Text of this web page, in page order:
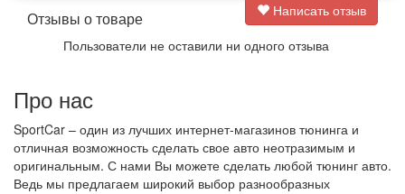
Отзывы о товаре
Написать отзыв
Пользователи не оставили ни одного отзыва
Про нас
SportCar – один из лучших интернет-магазинов тюнинга и
отличная возможность сделать свое авто неотразимым и
оригинальным. С нами Вы можете сделать любой тюнинг авто.
Ведь мы предлагаем широкий выбор разнообразных